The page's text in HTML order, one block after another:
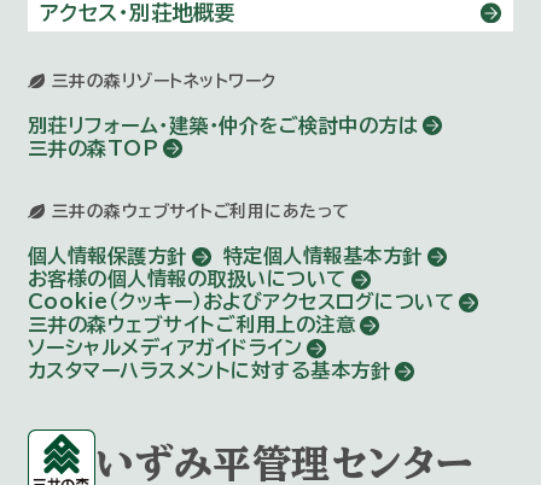
アクセス・別荘地概要
三井の森リゾートネットワーク
別荘リフォーム・建築・仲介をご検討中の方は
三井の森TOP
三井の森ウェブサイトご利用にあたって
個人情報保護方針
特定個人情報基本方針
お客様の個人情報の取扱いについて
Cookie（クッキー）およびアクセスログについて
三井の森ウェブサイトご利用上の注意
ソーシャルメディアガイドライン
カスタマーハラスメントに対する基本方針
いずみ平管理センター